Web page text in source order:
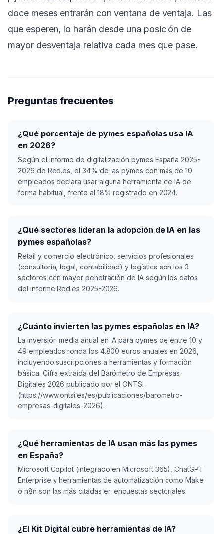
doce meses entrarán con ventana de ventaja. Las
que esperen, lo harán desde una posición de
mayor desventaja relativa cada mes que pase.
Preguntas frecuentes
¿Qué porcentaje de pymes españolas usa IA
en 2026?
Según el informe de digitalización pymes España 2025-
2026 de Red.es, el 34% de las pymes con más de 10
empleados declara usar alguna herramienta de IA de
forma habitual, frente al 18% registrado en 2024.
¿Qué sectores lideran la adopción de IA en las
pymes españolas?
Retail y comercio electrónico, servicios profesionales
(consultoría, legal, contabilidad) y logística son los 3
sectores con mayor penetración de IA según los datos
del informe Red.es 2025-2026.
¿Cuánto invierten las pymes españolas en IA?
La inversión media anual en IA para pymes de entre 10 y
49 empleados ronda los 4.800 euros anuales en 2026,
incluyendo suscripciones a herramientas y formación
básica. Cifra extraída del Barómetro de Empresas
Digitales 2026 publicado por el ONTSI
(https://www.ontsi.es/es/publicaciones/barometro-
empresas-digitales-2026).
¿Qué herramientas de IA usan más las pymes
en España?
Microsoft Copilot (integrado en Microsoft 365), ChatGPT
Enterprise y herramientas de automatización como Make
o n8n son las más citadas en encuestas sectoriales.
¿El Kit Digital cubre herramientas de IA?